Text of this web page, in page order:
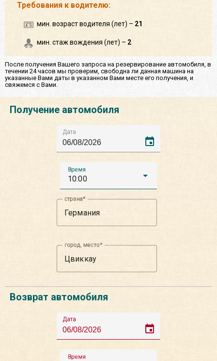
Требования к водителю:
мин. возраст водителя (лет) – 21
мин. стаж вождения (лет) – 2
После получения Вашего запроса на резервирование автомобиля, в
течении 24 часов мы проверим, свободна ли данная машина на
указанные Вами даты в указанном Вами месте его получения, и
свяжемся с Вами.
Получение автомобиля
Дата
event
Время
10:00
страна
город, место
Возврат автомобиля
Дата
event
Время